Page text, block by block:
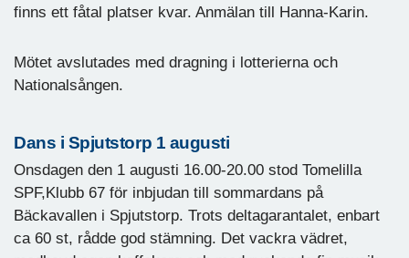
finns ett fåtal platser kvar. Anmälan till Hanna-Karin.
Mötet avslutades med dragning i lotterierna och
Nationalsången.
Dans i Spjutstorp 1 augusti
Onsdagen den 1 augusti 16.00-20.00 stod Tomelilla
SPF,Klubb 67 för inbjudan till sommardans på
Bäckavallen i Spjutstorp. Trots deltagarantalet, enbart
ca 60 st, rådde god stämning. Det vackra vädret,